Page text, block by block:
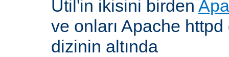
Util'in ikisini birden
ve onları Apache httpd
dizinin altında